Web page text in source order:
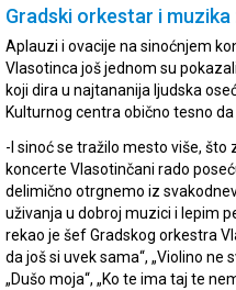
Gradski orkestar i muzika
Aplauzi i ovacije na sinoćnjem
Vlasotinca još jednom su
koji dira u najtananija ljudska
Kulturnog centra obično tesno
-I sinoć se tražilo mesto više, što
koncerte Vlasotinčani rado
delimično otrgnemo iz
uživanja u dobroj muzici i lepim
rekao je šef Gradskog orkestra
da još si uvek sama“, „Violino ne
„Dušo moja“, „Ko te ima taj te